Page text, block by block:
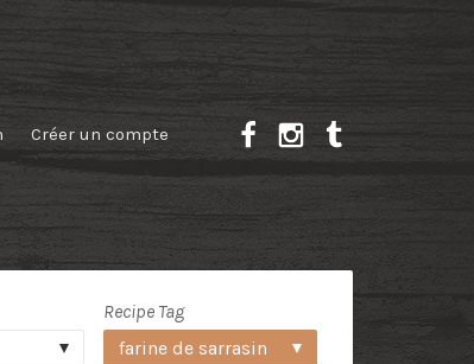
Créer un compte
Recipe Tag
farine de sarrasin